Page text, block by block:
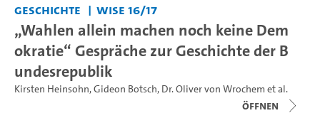
Geschichte WiSe 16/17
„Wahlen allein machen noch keine Dem
okratie“ Gespräche zur Geschichte der B
undesrepublik
Kirsten Heinsohn,Gideon Botsch, Dr. Oliver von Wrochem et al.
Öffnen